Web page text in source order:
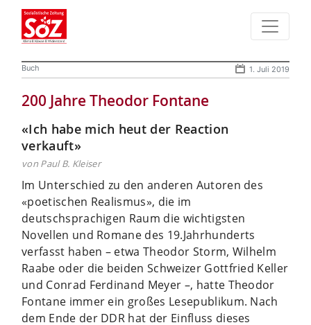
Buch 1. Juli 2019
200 Jahre Theodor Fontane
«Ich habe mich heut der Reaction
verkauft»
von Paul B. Kleiser
Im Unterschied zu den anderen Autoren des
«poetischen Realismus», die im
deutschsprachigen Raum die wichtigsten
Novellen und Romane des 19.Jahrhunderts
verfasst haben – etwa Theodor Storm, Wilhelm
Raabe oder die beiden Schweizer Gottfried Keller
und Conrad Ferdinand Meyer –, hatte Theodor
Fontane immer ein großes Lesepublikum. Nach
dem Ende der DDR hat der Einfluss dieses